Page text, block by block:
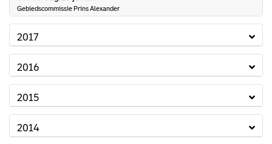
Gebiedscommissie Prins Alexander
2017
2016
2015
2014